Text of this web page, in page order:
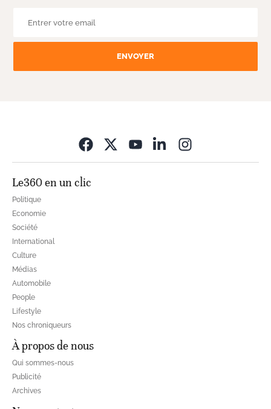
ENVOYER
Le360 en un clic
Politique
Economie
Société
International
Culture
Médias
Automobile
People
Lifestyle
Nos chroniqueurs
À propos de nous
Qui sommes-nous
Publicité
Archives